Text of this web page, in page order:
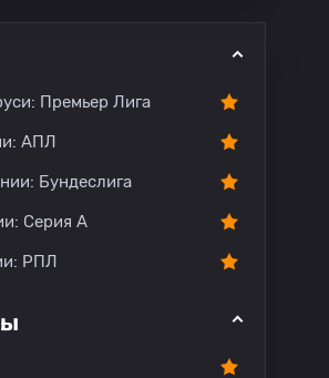
Премьер Лига
АПЛ
Бундеслига
Серия А
РПЛ